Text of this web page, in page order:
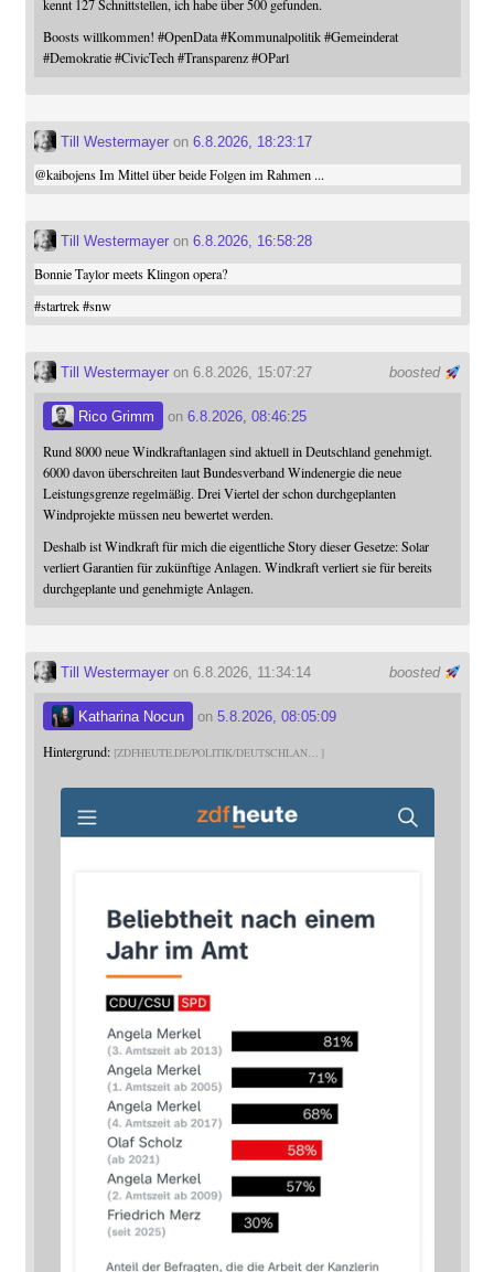
kennt 127 Schnittstellen, ich habe über 500 gefunden.
Boosts willkommen! #OpenData #Kommunalpolitik #Gemeinderat
#Demokratie #CivicTech #Transparenz #OParl
Till Westermayeron 6.8.2026, 18:23:17
@kaibojensIm Mittel über beide Folgen im Rahmen ...
Till Westermayeron 6.8.2026, 16:58:28
Bonnie Taylor meets Klingon opera?
#startrek #snw
boosted
Till Westermayeron 6.8.2026, 15:07:27
Rico Grimm on 6.8.2026, 08:46:25
Rund 8000 neue Windkraftanlagen sind aktuell in Deutschland genehmigt.
6000 davon überschreiten laut Bundesverband Windenergie die neue
Leistungsgrenze regelmäßig. Drei Viertel der schon durchgeplanten
Windprojekte müssen neu bewertet werden.
Deshalb ist Windkraft für mich die eigentliche Story dieser Gesetze: Solar
verliert Garantien für zukünftige Anlagen. Windkraft verliert sie für bereits
durchgeplante und genehmigte Anlagen.
boosted
Till Westermayeron 6.8.2026, 11:34:14
Katharina Nocun on 5.8.2026, 08:05:09
Hintergrund: ZDFHEUTE.DE/POLITIK/DEUTSCHLAN